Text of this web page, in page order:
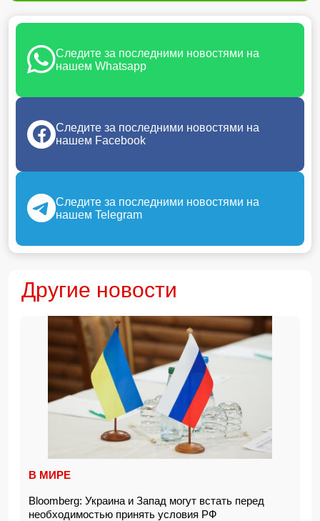
Следите за последними новостями на
нашем Whatsapp
Следите за последними новостями на
нашем Facebook
Следите за последними новостями на
нашем Telegram
Другие новости
В МИРЕ
Bloomberg: Украина и Запад могут встать перед
необходимостью принять условия РФ